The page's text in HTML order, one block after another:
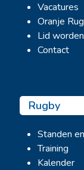
Vacatures
Oranje
Lid worden
Contact
Rugby
Standen
Training
Kalender